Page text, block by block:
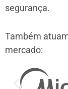
segurança.
Também
mercado: